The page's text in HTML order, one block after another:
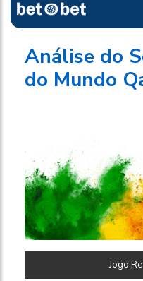
Análise do
do Mundo
Jogo